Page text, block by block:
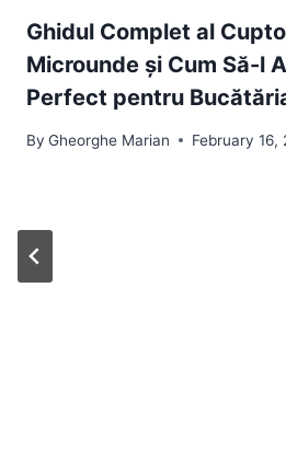
Ghidul Complet al
Microunde și Cum Să-l
Perfect pentru
By Gheorghe Marian February 16,